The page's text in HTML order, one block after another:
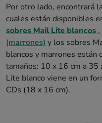
Por otro lado, encontrará
cuales están disponibles
sobres Mail Lite blancos
(marrones) y los sobres
blancos y marrones están
tamaños: 10 x 16 cm a
Lite blanco viene en un
CDs (18 x 16 cm).